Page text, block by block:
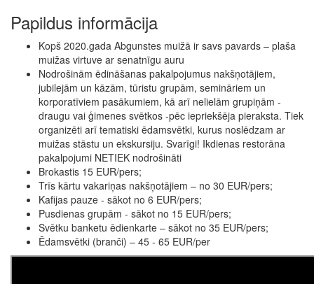
Papildus informācija
Kopš 2020.gada Abgunstes muižā ir savs pavards – plaša
muižas virtuve ar senatnīgu auru
Nodrošinām ēdināšanas pakalpojumus nakšņotājiem,
jubilejām un kāzām, tūristu grupām, semināriem un
korporatīviem pasākumiem, kā arī nelielām grupiņām -
draugu vai ģimenes svētkos -pēc iepriekšēja pieraksta. Tiek
organizēti arī tematiski ēdamsvētki, kurus noslēdzam ar
muižas stāstu un ekskursiju. Svarīgi! Ikdienas restorāna
pakalpojumi NETIEK nodrošināti
Brokastis 15 EUR/pers;
Trīs kārtu vakariņas nakšņotājiem – no 30 EUR/pers;
Kafijas pauze - sākot no 6 EUR/pers;
Pusdienas grupām - sākot no 15 EUR/pers;
Svētku banketu ēdienkarte – sākot no 35 EUR/pers;
Ēdamsvētki (branči) – 45 - 65 EUR/per